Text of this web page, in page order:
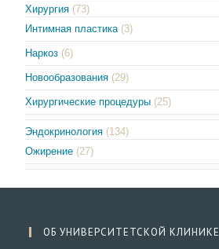
Хирургия (73)
Интимная пластика (3)
Наркоз (6)
Новообразования (29)
Хирургические процедуры (25)
Эндокринология (134)
Ожирение (27)
ОБ УНИВЕРСИТЕТСКОЙ КЛИНИКЕ